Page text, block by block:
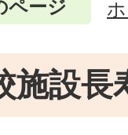
ページ
施設長